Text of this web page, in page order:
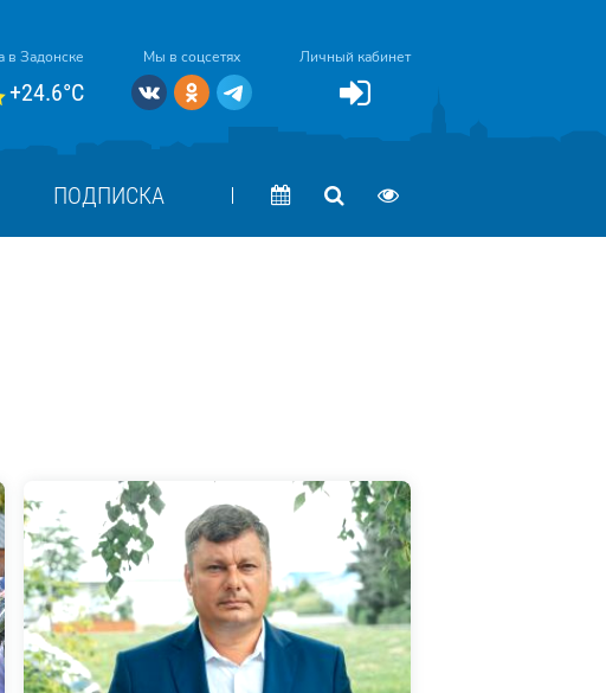
в Задонске
+24.6°C
Мы в соцсетях Личный кабинет
ПОДПИСКА